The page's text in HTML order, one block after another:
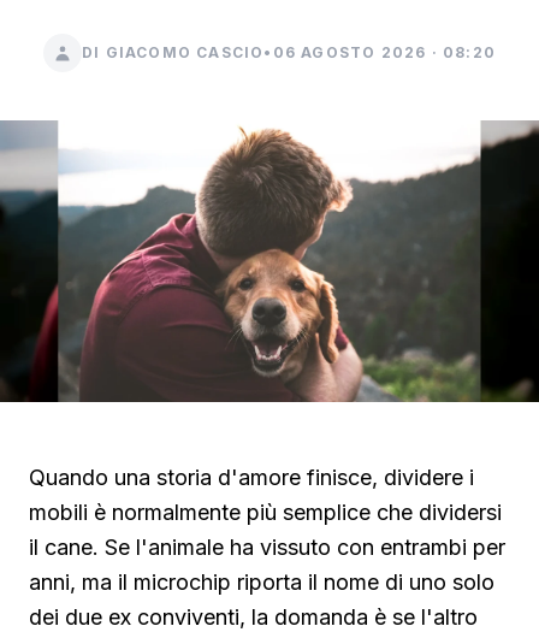
DI GIACOMO CASCIO • 06 AGOSTO 2026 · 08:20
Quando una storia d'amore finisce, dividere i
mobili è normalmente più semplice che dividersi
il cane. Se l'animale ha vissuto con entrambi per
anni, ma il microchip riporta il nome di uno solo
dei due ex conviventi, la domanda è se l'altro